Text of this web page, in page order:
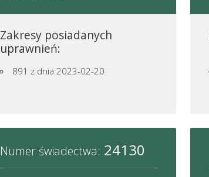
Zakresy posiadanych
uprawnień:
891 z dnia 2023-02-20
Numer świadectwa: 24130